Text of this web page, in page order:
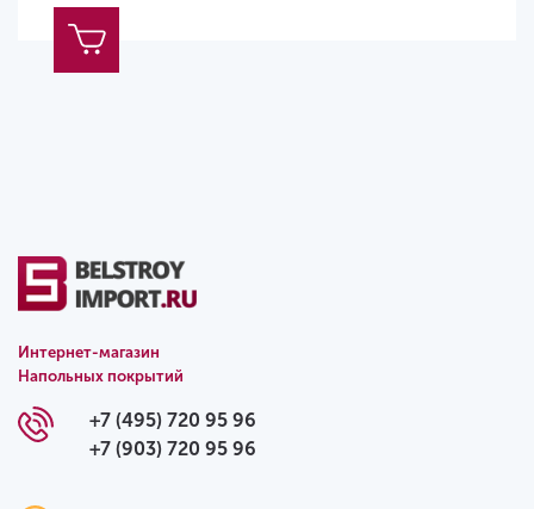
Интернет-магазин
Напольных покрытий
+7 (495) 720 95 96
+7 (903) 720 95 96